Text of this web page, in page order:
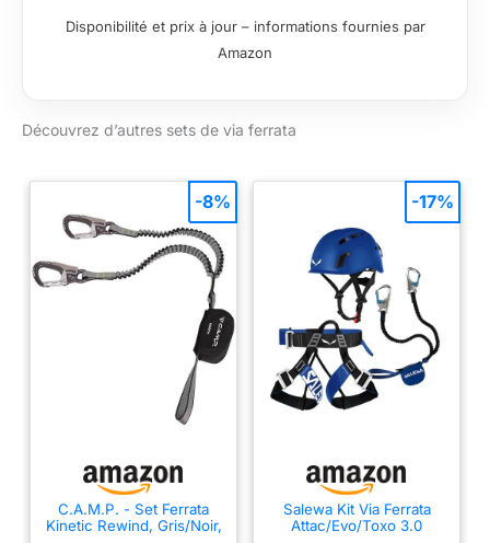
l’entremêlement des
avec un design
grande ouverture
en main et la
connexion aux
amarrages Boucle
torsadée en sangle
robuste, pour une
connexion parfaite au
harnais avec un
nœud tête d’alouette
Disponibilité et prix à jour – informations fournies par
Amazon
Découvrez d’autres sets de via ferrata
C.A.M.P. - Set Ferrata
Kinetic Rewind, Gris/Noir,
-8%
Salewa Kit Via Ferrata
Attac/Evo/Toxo 3.0
-17%